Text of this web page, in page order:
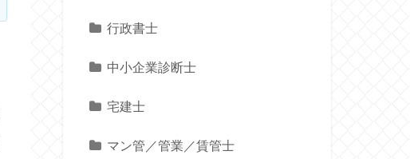
行政書士
中小企業診断士
宅建士
マン管／管業／賃管士